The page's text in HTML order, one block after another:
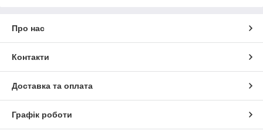
Про нас
Контакти
Доставка та оплата
Графік роботи